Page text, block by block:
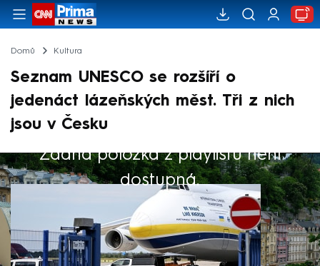
Domů Kultura
Seznam UNESCO se rozšíří o
jedenáct lázeňských měst. Tři z nich
jsou v Česku
Žádná položka z playlistu není
dostupná.
Výběr redakce